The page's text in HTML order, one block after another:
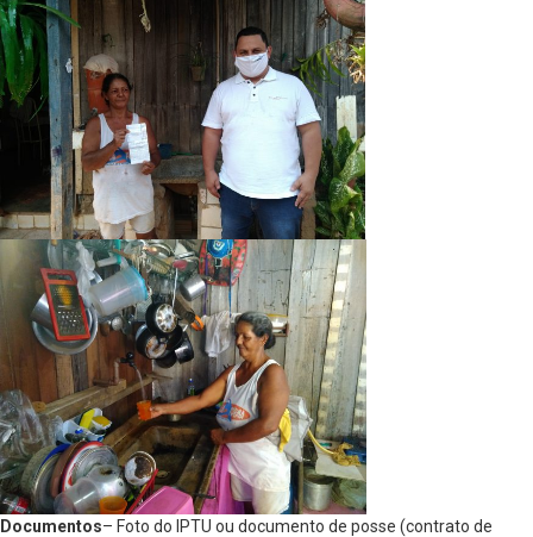
Documentos– Foto do IPTU ou documento de posse (contrato de